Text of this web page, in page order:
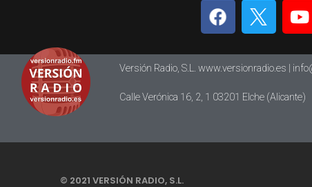
Versión Radio, S.L. www.versionradio.es |
Calle Verónica 16, 2, 1 03201 Elche (Alicante)
© 2021 VERSIÓN RADIO, S.L.